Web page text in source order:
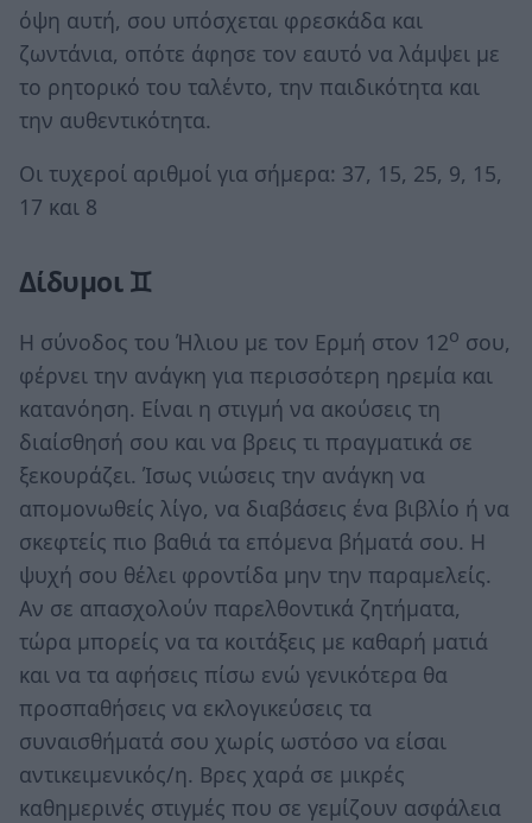
όψη αυτή, σου υπόσχεται φρεσκάδα και
ζωντάνια, οπότε άφησε τον εαυτό να λάμψει με
το ρητορικό του ταλέντο, την παιδικότητα και
την αυθεντικότητα.
Οι τυχεροί αριθμοί για σήμερα: 37, 15, 25, 9, 15,
17 και 8
Δίδυμοι ♊
Η σύνοδος του Ήλιου με τον Ερμή στον 12ο σου,
φέρνει την ανάγκη για περισσότερη ηρεμία και
κατανόηση. Είναι η στιγμή να ακούσεις τη
διαίσθησή σου και να βρεις τι πραγματικά σε
ξεκουράζει. Ίσως νιώσεις την ανάγκη να
απομονωθείς λίγο, να διαβάσεις ένα βιβλίο ή να
σκεφτείς πιο βαθιά τα επόμενα βήματά σου. Η
ψυχή σου θέλει φροντίδα μην την παραμελείς.
Αν σε απασχολούν παρελθοντικά ζητήματα,
τώρα μπορείς να τα κοιτάξεις με καθαρή ματιά
και να τα αφήσεις πίσω ενώ γενικότερα θα
προσπαθήσεις να εκλογικεύσεις τα
συναισθήματά σου χωρίς ωστόσο να είσαι
αντικειμενικός/η. Βρες χαρά σε μικρές
καθημερινές στιγμές που σε γεμίζουν ασφάλεια